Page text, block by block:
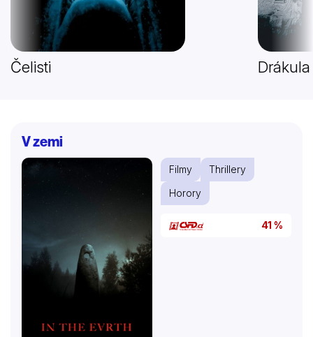
Čelisti Drákula
V zemi
Filmy
Thrillery
Horory
41 %